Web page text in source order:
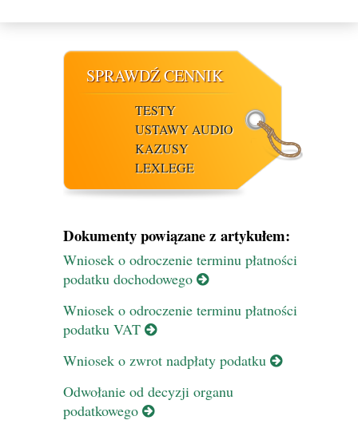
SPRAWDŹ CENNIK
TESTY
USTAWY AUDIO
KAZUSY
LEXLEGE
Dokumenty powiązane z artykułem:
Wniosek o odroczenie terminu płatności
podatku dochodowego
Wniosek o odroczenie terminu płatności
podatku VAT
Wniosek o zwrot nadpłaty podatku
Odwołanie od decyzji organu
podatkowego